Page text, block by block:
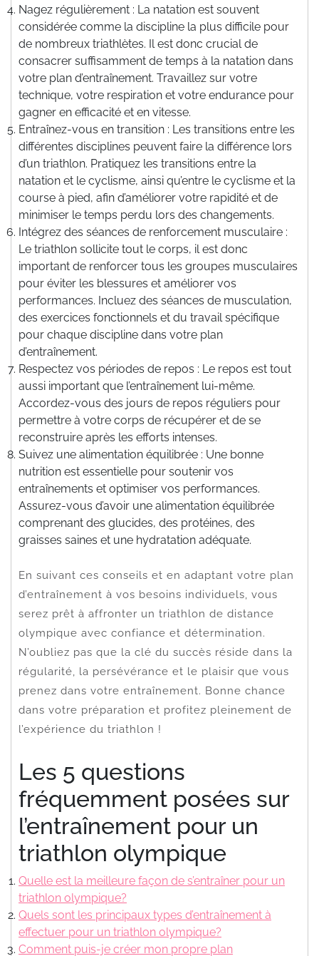
Nagez régulièrement : La natation est souvent
considérée comme la discipline la plus difficile pour
de nombreux triathlètes. Il est donc crucial de
consacrer suffisamment de temps à la natation dans
votre plan d’entraînement. Travaillez sur votre
technique, votre respiration et votre endurance pour
gagner en efficacité et en vitesse.
Entraînez-vous en transition : Les transitions entre les
différentes disciplines peuvent faire la différence lors
d’un triathlon. Pratiquez les transitions entre la
natation et le cyclisme, ainsi qu’entre le cyclisme et la
course à pied, afin d’améliorer votre rapidité et de
minimiser le temps perdu lors des changements.
Intégrez des séances de renforcement musculaire :
Le triathlon sollicite tout le corps, il est donc
important de renforcer tous les groupes musculaires
pour éviter les blessures et améliorer vos
performances. Incluez des séances de musculation,
des exercices fonctionnels et du travail spécifique
pour chaque discipline dans votre plan
d’entraînement.
Respectez vos périodes de repos : Le repos est tout
aussi important que l’entraînement lui-même.
Accordez-vous des jours de repos réguliers pour
permettre à votre corps de récupérer et de se
reconstruire après les efforts intenses.
Suivez une alimentation équilibrée : Une bonne
nutrition est essentielle pour soutenir vos
entraînements et optimiser vos performances.
Assurez-vous d’avoir une alimentation équilibrée
comprenant des glucides, des protéines, des
graisses saines et une hydratation adéquate.
En suivant ces conseils et en adaptant votre plan
d’entraînement à vos besoins individuels, vous
serez prêt à affronter un triathlon de distance
olympique avec confiance et détermination.
N’oubliez pas que la clé du succès réside dans la
régularité, la persévérance et le plaisir que vous
prenez dans votre entraînement. Bonne chance
dans votre préparation et profitez pleinement de
l’expérience du triathlon !
Les 5 questions
fréquemment posées sur
l’entraînement pour un
triathlon olympique
Quelle est la meilleure façon de s’entraîner pour un
triathlon olympique?
Quels sont les principaux types d’entraînement à
effectuer pour un triathlon olympique?
Comment puis-je créer mon propre plan